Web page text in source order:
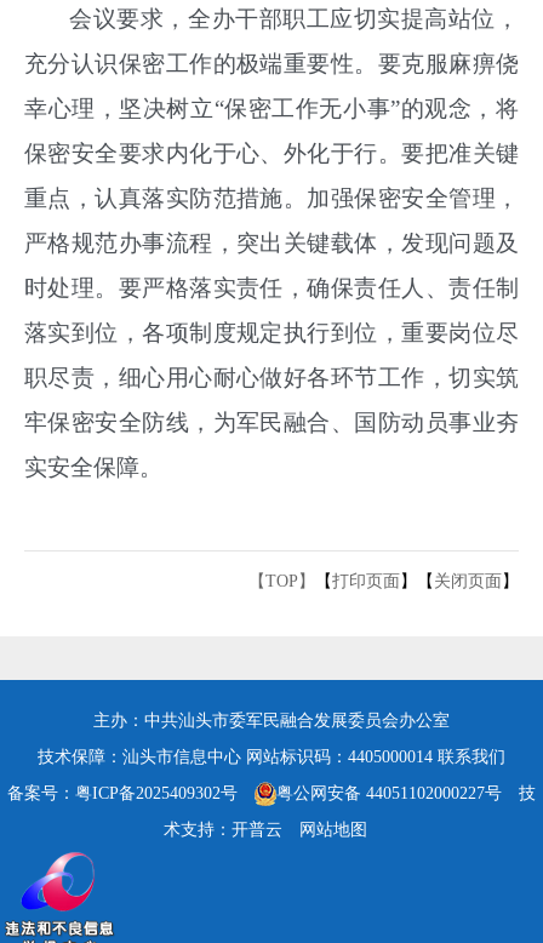
会议要求，全办干部职工应切实提高站位，
充分认识保密工作的极端重要性。要克服麻痹侥
幸心理，坚决树立“保密工作无小事”的观念，将
保密安全要求内化于心、外化于行。要把准关键
重点，认真落实防范措施。加强保密安全管理，
严格规范办事流程，突出关键载体，发现问题及
时处理。要严格落实责任，确保责任人、责任制
落实到位，各项制度规定执行到位，重要岗位尽
职尽责，细心用心耐心做好各环节工作，切实筑
牢保密安全防线，为军民融合、国防动员事业夯
实安全保障。
【TOP】 【打印页面】【 关闭页面】
主办：中共汕头市委军民融合发展委员会办公室
技术保障：汕头市信息中心 网站标识码：4405000014 联系我们
备案号：粤ICP备2025409302号
粤公网安备 44051102000227号
技
术支持：开普云
网站地图